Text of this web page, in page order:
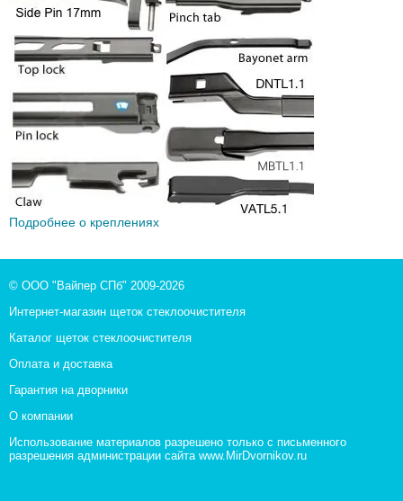
Подробнее о креплениях
© ООО "Вайпер СПб" 2009-2026
Интернет-магазин щеток стеклоочистителя
Каталог щеток стеклоочистителя
Оплата и доставка
Гарантия на дворники
О компании
Использование материалов разрешено только с письменного
разрешения администрации сайта www.MirDvornikov.ru